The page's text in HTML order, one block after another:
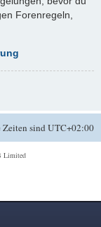
Forenregeln,
sindUTC+02:00
Limited